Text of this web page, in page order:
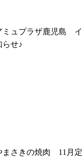
ミュプラザ鹿児島
らせ♪
まさきの焼肉 11月